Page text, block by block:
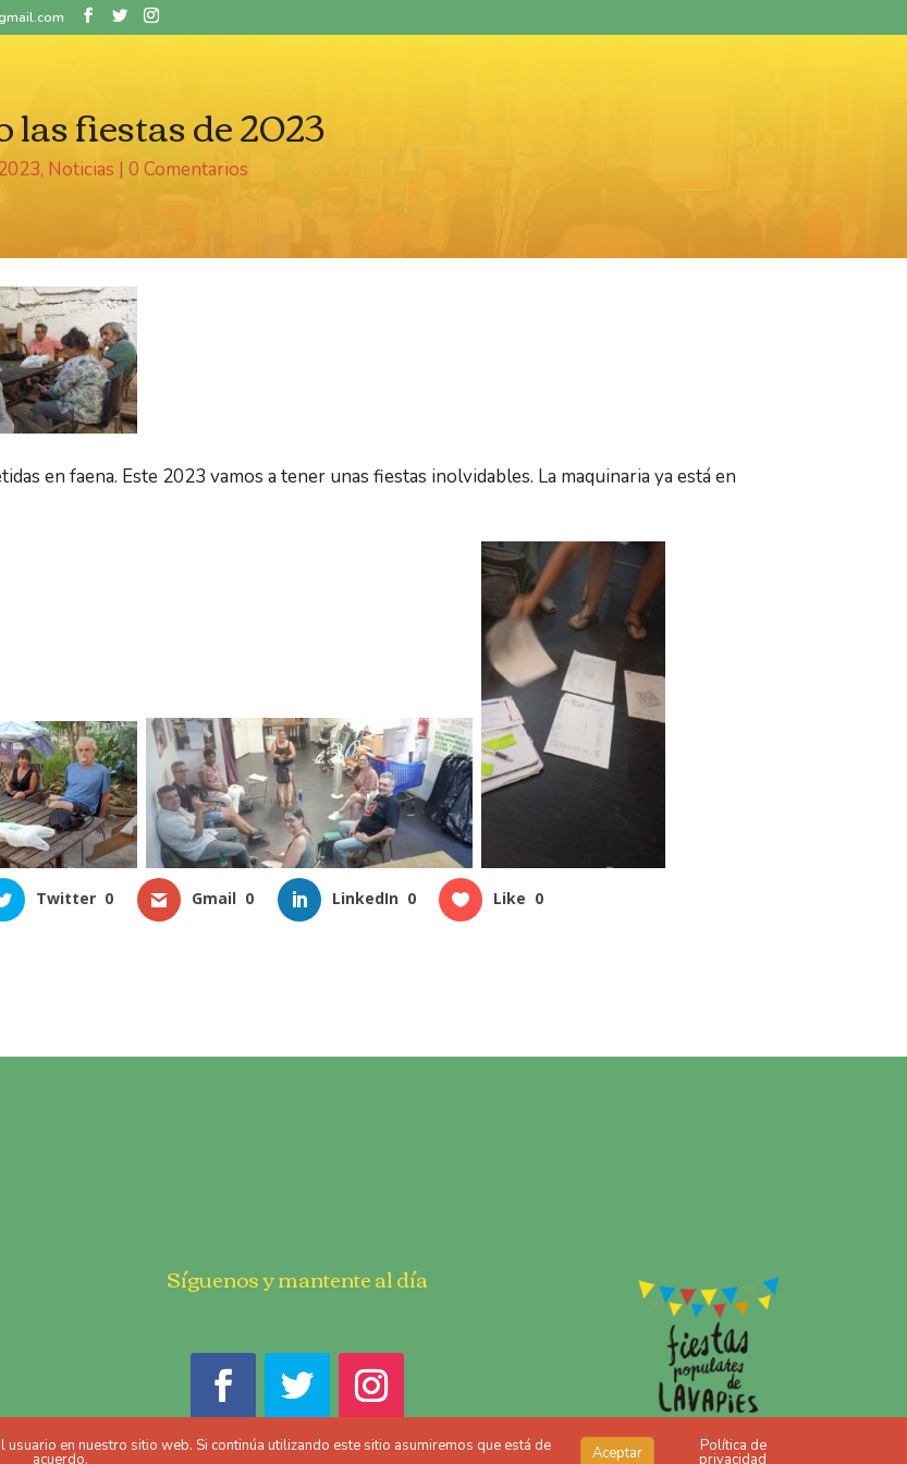
fiestas de 2023
, Noticias | 0 Comentarios
en faena. Este 2023 vamos a tener unas fiestas inolvidables. La maquinaria ya está en
Twitter 0 Gmail 0 LinkedIn 0 Like 0
Síguenos y mantente al día
en nuestro sitio web. Si continúa utilizando este sitio asumiremos que está de
acuerdo. Aceptar Política de
privacidad